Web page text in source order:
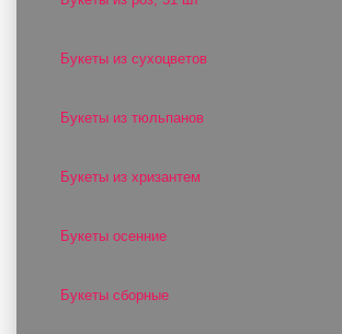
Букеты из сухоцветов
Букеты из тюльпанов
Букеты из хризантем
Букеты осенние
Букеты сборные